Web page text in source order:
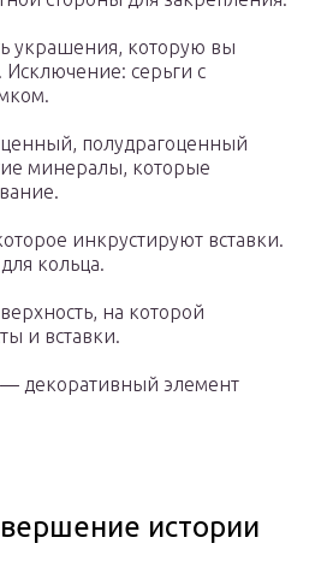
украшения, которую вы
Исключение: серьги с
полудрагоценный
минералы, которые
инкрустируют вставки.
кольца.
на которой
и вставки.
— декоративный элемент
истории